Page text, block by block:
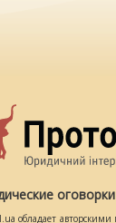
оговорки
обладает